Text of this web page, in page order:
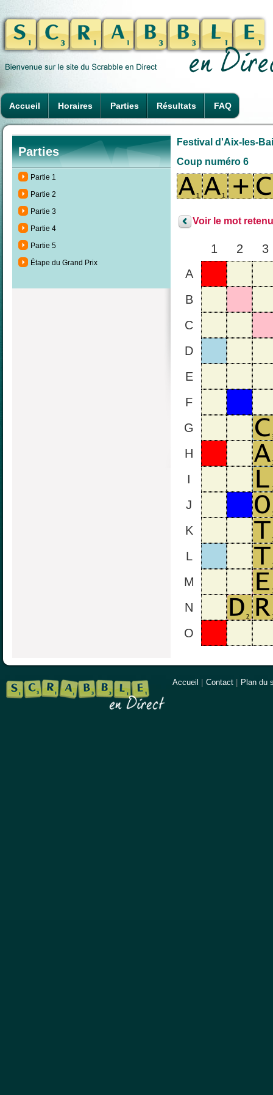
Accueil Horaires Parties Résultats FAQ
Parties
Partie 1
Partie 2
Partie 3
Partie 4
Partie 5
Étape du Grand Prix
Festival d'Aix-les-
Coup numéro 6
Voir le mot
1 2
3
A
B
C
D
E
F
G
H
I
J
K
L
M
N
O
Accueil Contact Plan du